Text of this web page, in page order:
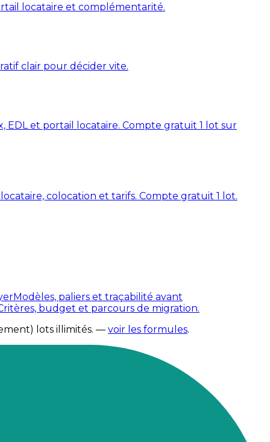
locataire et complémentarité.
clair pour décider vite.
EDL et portail locataire. Compte gratuit 1 lot sur
colocation et tarifs. Compte gratuit 1 lot.
Modèles, paliers et traçabilité avant
budget et parcours de migration.
lots illimités. — voir les formules.